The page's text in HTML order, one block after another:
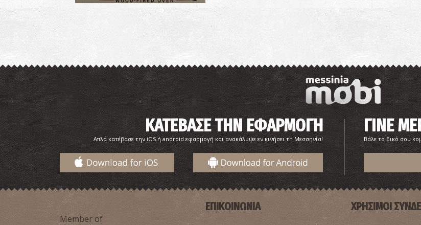
ΚΑΤΕΒΑΣΕ ΤΗΝ ΕΦΑΡΜΟΓΗ
Απλά κατέβασε την iOS ή android εφαρμογή και ανακάλυψε εν κινήσει τη Μεσσηνία!
ΓΙΝΕ
Βάλε το δικό σου
Member of
ΕΠΙΚΟΙΝΩΝΙΑ ΧΡΗΣΙΜΟΙ